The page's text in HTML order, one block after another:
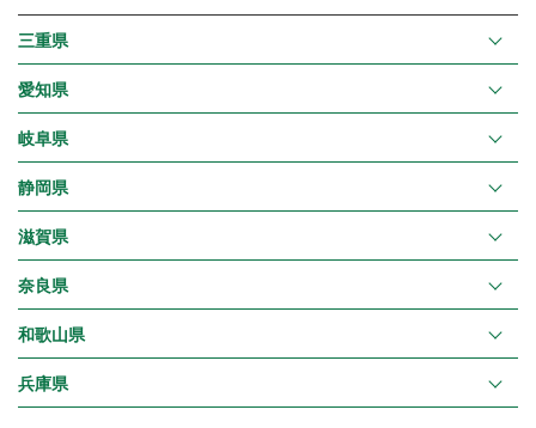
三重県
愛知県
岐阜県
静岡県
滋賀県
奈良県
和歌山県
兵庫県